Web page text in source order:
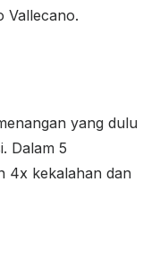
Vallecano.
yang dulu
Dalam 5
4x kekalahan dan